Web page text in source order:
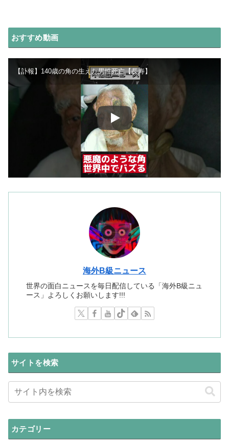
おすすめ動画
【訃報】140歳の角の生えた男性死亡【長寿】
海外B級ニュース
世界の面白ニュースを毎日配信している「海外B級ニュ
ース」よろしくお願いします!!!
サイトを検索
カテゴリー